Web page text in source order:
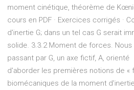
moment cinétique, théorème de
cours en PDF · Exercices corrigés ·
d'inertie G; dans un tel cas G serait
solide. 3.3.2 Moment de forces. Nous
passant par G, un axe fictif, A,
d'aborder les premières notions de «
biomécaniques de la moment